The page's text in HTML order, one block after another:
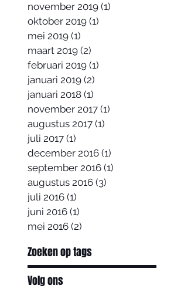
november 2019 (1)
oktober 2019 (1)
mei 2019 (1)
maart 2019 (2)
februari 2019 (1)
januari 2019 (2)
januari 2018 (1)
november 2017 (1)
augustus 2017 (1)
juli 2017 (1)
december 2016 (1)
september 2016 (1)
augustus 2016 (3)
juli 2016 (1)
juni 2016 (1)
mei 2016 (2)
Zoeken op tags
Volg ons